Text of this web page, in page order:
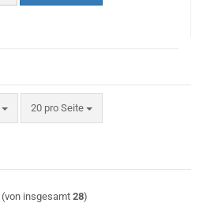
20 pro Seite
pro Seite
(von insgesamt 28)